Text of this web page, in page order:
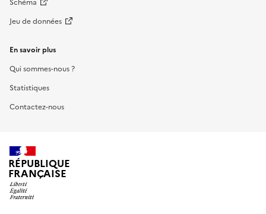
Jeu de données
En savoir plus
Qui sommes-nous ?
Statistiques
Contactez-nous
RÉPUBLIQUE
FRANÇAISE